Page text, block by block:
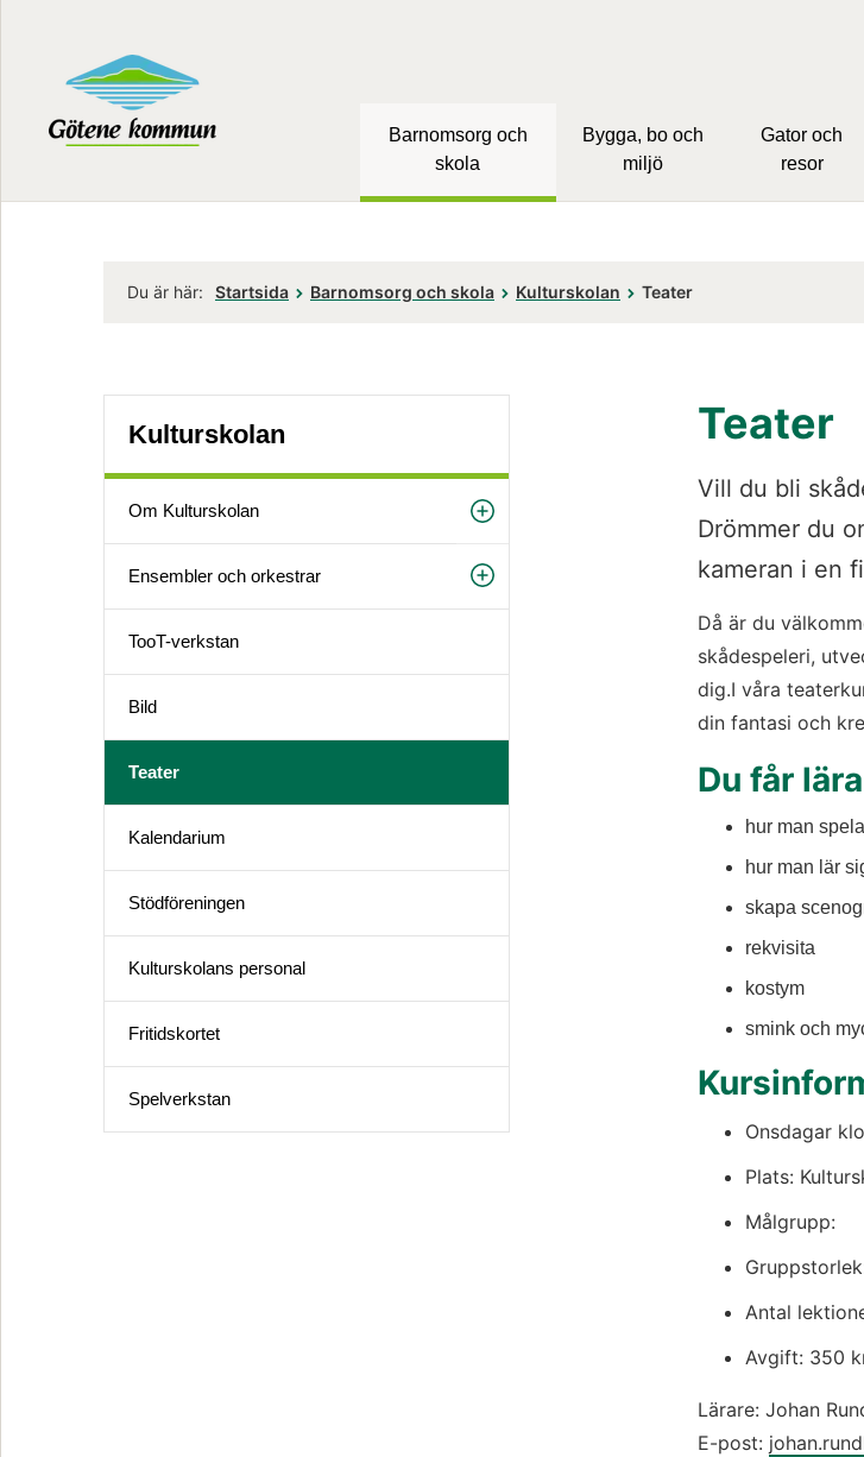
Barnomsorg och
skola
Bygga, bo och
miljö
Gator och
resor
Du är här: Startsida Barnomsorg och skola Kulturskolan Teater
Kulturskolan
Om Kulturskolan
Ensembler och orkestrar
TooT-verkstan
Bild
Teater
Kalendarium
Stödföreningen
Kulturskolans personal
Fritidskortet
Spelverkstan
Teater
Vill du bli
Drömmer du
kameran i en
Då är du
skådespeleri,
dig.I våra
din fantasi och
Du får
hur man
hur man lär
skapa
rekvisita
kostym
smink och
Onsdagar
Plats:
Målgrupp:
Antal
Avgift: 350
Lärare: Johan
E-post: